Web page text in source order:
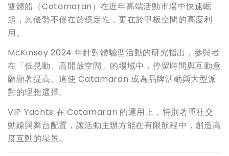
雙體船（Catamaran）在近年高端活動市場中快速崛
起，其優勢不僅在於穩定性，更在於甲板空間的高度利
用。
McKinsey 2024 年針對體驗型活動的研究指出，參與者
在「低晃動、高開放空間」的場域中，停留時間與互動意
願顯著提高。這使 Catamaran 成為品牌活動與大型派
對的理想選擇。
VIP Yachts 在 Catamaran 的運用上，特別著重社交
動線與舞台配置，讓活動主辦方能在有限航程中，創造高
度互動的場景。